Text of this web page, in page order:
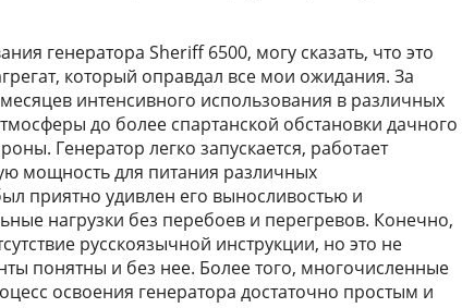
генератора Sheriff 6500, могу сказать, что это
который оправдал все мои ожидания. За
интенсивного использования в различных
до более спартанской обстановки дачного
Генератор легко запускается, работает
мощность для питания различных
приятно удивлен его выносливостью и
нагрузки без перебоев и перегревов. Конечно,
русскоязычной инструкции, но это не
понятны и без нее. Более того, многочисленные
освоения генератора достаточно простым и